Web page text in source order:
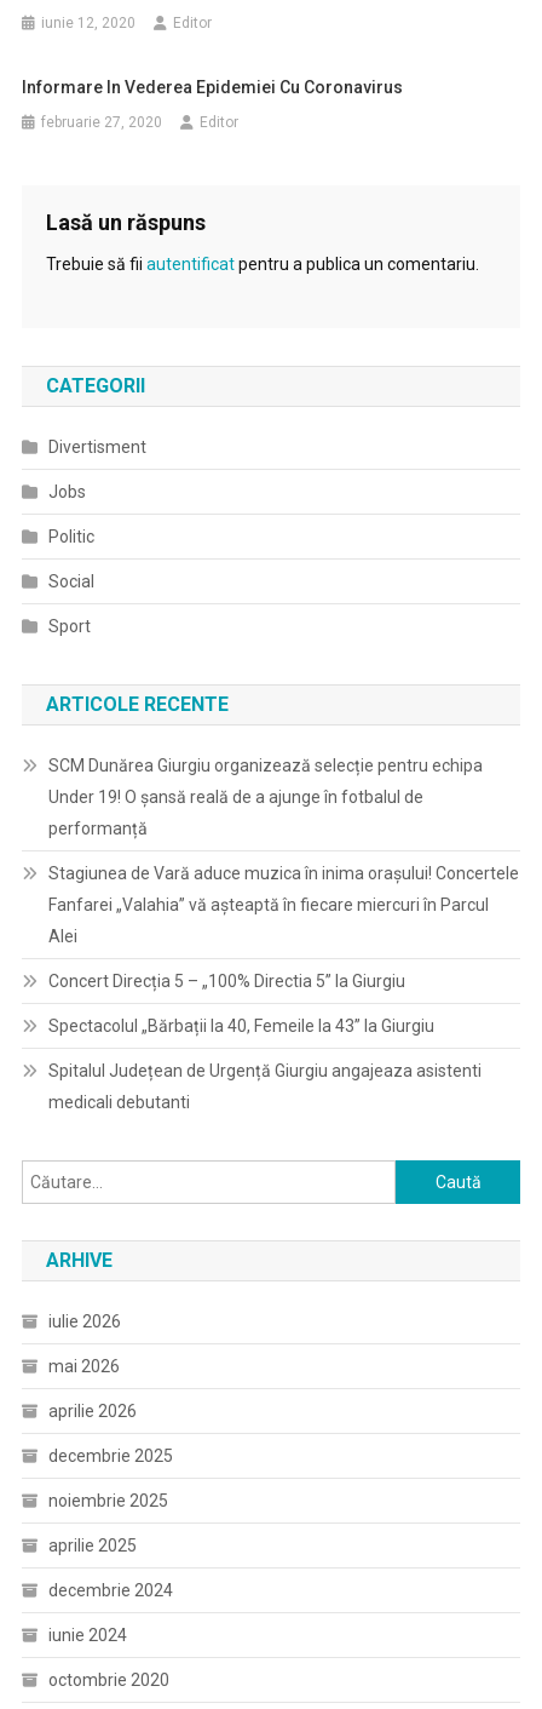
iunie 12, 2020 Editor
Informare In Vederea Epidemiei Cu Coronavirus
februarie 27, 2020 Editor
Lasă un răspuns
Trebuie să fii autentificatpentru a publica un comentariu.
CATEGORII
Divertisment
Jobs
Politic
Social
Sport
ARTICOLE RECENTE
SCM Dunărea Giurgiu organizează selecție pentru echipa
Under 19! O șansă reală de a ajunge în fotbalul de
performanță
Stagiunea de Vară aduce muzica în inima orașului! Concertele
Fanfarei „Valahia” vă așteaptă în fiecare miercuri în Parcul
Alei
Concert Direcția 5 – „100% Directia 5” la Giurgiu
Spectacolul „Bărbații la 40, Femeile la 43” la Giurgiu
Spitalul Județean de Urgență Giurgiu angajeaza asistenti
medicali debutanti
Caută
după:
ARHIVE
iulie 2026
mai 2026
aprilie 2026
decembrie 2025
noiembrie 2025
aprilie 2025
decembrie 2024
iunie 2024
octombrie 2020